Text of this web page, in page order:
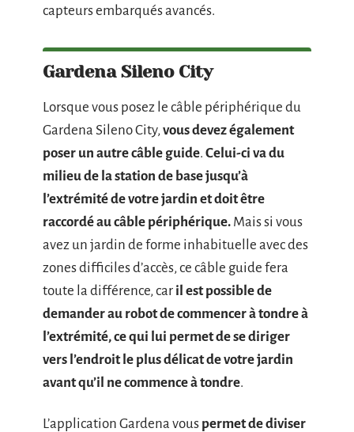
capteurs embarqués avancés.
Gardena Sileno City
Lorsque vous posez le câble périphérique du
Gardena Sileno City,vous devez également
poser un autre câble guide. Celui-ci va du
milieu de la station de base jusqu’à
l’extrémité de votre jardin et doit être
raccordé au câble périphérique. Mais si vous
avez un jardin de forme inhabituelle avec des
zones difficiles d’accès, ce câble guide fera
toute la différence, car il est possible de
demander au robot de commencer à tondre à
l’extrémité, ce qui lui permet de se diriger
vers l’endroit le plus délicat de votre jardin
avant qu’il ne commence à tondre.
L’application Gardena vous permet de diviser